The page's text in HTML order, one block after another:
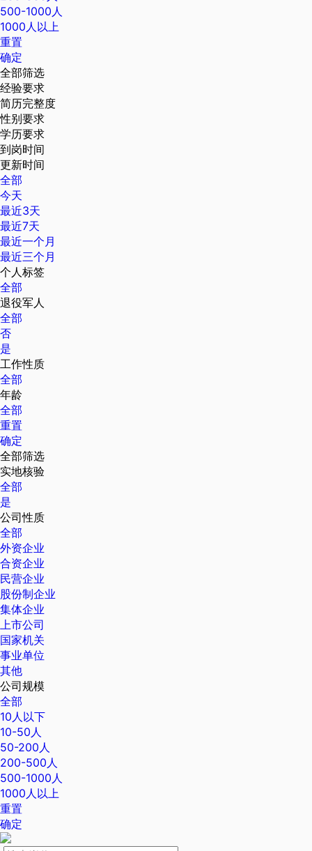
500-1000人
1000人以上
重置
确定
全部筛选
经验要求
简历完整度
性别要求
学历要求
到岗时间
更新时间
全部
今天
最近3天
最近7天
最近一个月
最近三个月
个人标签
全部
退役军人
全部
否
是
工作性质
全部
年龄
全部
重置
确定
全部筛选
实地核验
全部
是
公司性质
全部
外资企业
合资企业
民营企业
股份制企业
集体企业
上市公司
国家机关
事业单位
其他
公司规模
全部
10人以下
10-50人
50-200人
200-500人
500-1000人
1000人以上
重置
确定